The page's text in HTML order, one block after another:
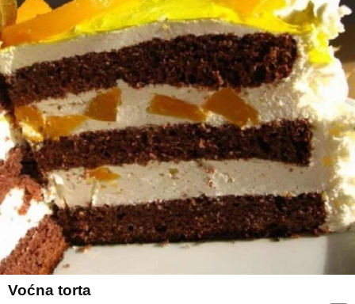
Voćna torta